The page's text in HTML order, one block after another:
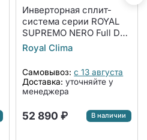
Инверторная сплит-
система серии ROYAL
SUPREMO NERO Full DC
EU Inverter RCI-
RSN30HN (комплект)
Royal Clima
Самовывоз: с 13 августа
Доставка: уточняйте у
менеджера
52 890 ₽ В наличии